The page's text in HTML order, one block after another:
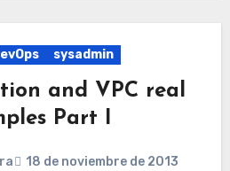
sysadmin
and VPC real
Part I
18 de noviembre de 2013